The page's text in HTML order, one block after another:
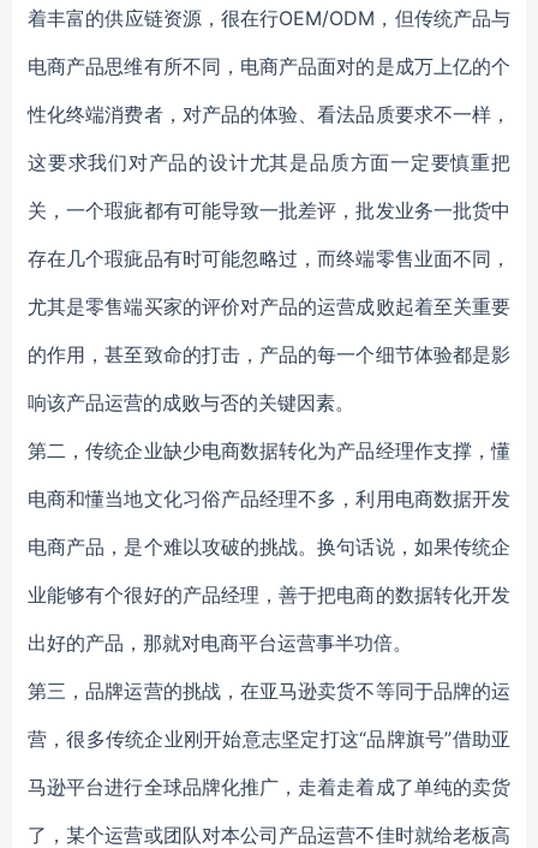
着丰富的供应链资源，很在行OEM/ODM，但传统产品与
电商产品思维有所不同，电商产品面对的是成万上亿的个
性化终端消费者，对产品的体验、看法品质要求不一样，
这要求我们对产品的设计尤其是品质方面一定要慎重把
关，一个瑕疵都有可能导致一批差评，批发业务一批货中
存在几个瑕疵品有时可能忽略过，而终端零售业面不同，
尤其是零售端买家的评价对产品的运营成败起着至关重要
的作用，甚至致命的打击，产品的每一个细节体验都是影
响该产品运营的成败与否的关键因素。
第二，传统企业缺少电商数据转化为产品经理作支撑，懂
电商和懂当地文化习俗产品经理不多，利用电商数据开发
电商产品，是个难以攻破的挑战。换句话说，如果传统企
业能够有个很好的产品经理，善于把电商的数据转化开发
出好的产品，那就对电商平台运营事半功倍。
第三，品牌运营的挑战，在亚马逊卖货不等同于品牌的运
营，很多传统企业刚开始意志坚定打这“品牌旗号”借助亚
马逊平台进行全球品牌化推广，走着走着成了单纯的卖货
了，某个运营或团队对本公司产品运营不佳时就给老板高